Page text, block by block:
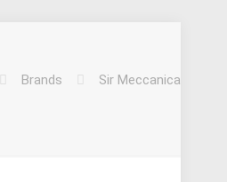
Brands Sir Meccanica